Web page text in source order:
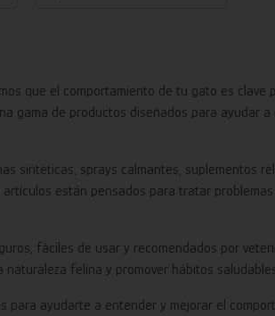
que el comportamiento de tu gato es
gama de productos diseñados para ayudar
sintéticas, sprays calmantes, suplementos
están pensados para tratar
fáciles de usar y recomendados por
felina y promover hábitos
para ayudarte a entender y mejorar el